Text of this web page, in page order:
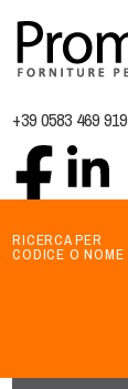
+39 0583 469 919
RICERCA PER
CODICE O NOME